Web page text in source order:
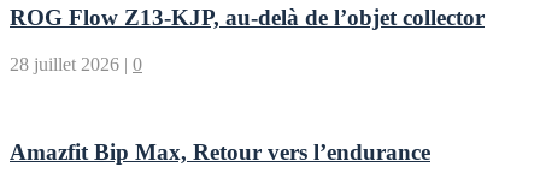
ROG Flow Z13-KJP, au-delà de l’objet collector
28 juillet 2026 | 0
Amazfit Bip Max, Retour vers l’endurance